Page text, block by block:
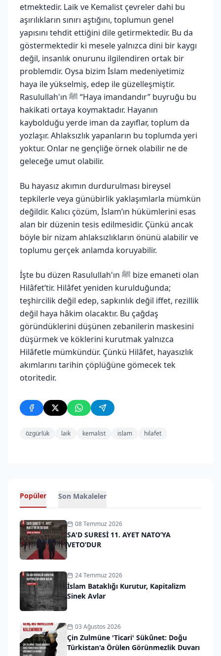
etmektedir. Laik ve Kemalist çevreler dahi bu
aşırılıkların sınırı aştığını, toplumun genel
yapısını tehdit ettiğini dile getirmektedir. Bu da
göstermektedir ki mesele yalnızca dini bir kaygı
değil, insanlık onurunu ilgilendiren ortak bir
problemdir. Oysa bizim İslam medeniyetimiz
haya ile yükselmiş, edep ile güzelleşmiştir.
Rasulullah'ın ﷺ “Haya imandandır” buyruğu bu
hakikati ortaya koymaktadır. Hayanın
kaybolduğu yerde iman da zayıflar, toplum da
yozlaşır. Ahlaksızlık yapanların bu toplumda yeri
yoktur. Onlar ne gençliğe örnek olabilir ne de
geleceğe umut olabilir.
Bu hayasız akımın durdurulması bireysel
tepkilerle veya günübirlik yaklaşımlarla mümkün
değildir. Kalıcı çözüm, İslam’ın hükümlerini esas
alan bir düzenin tesis edilmesidir. Çünkü ancak
böyle bir nizam ahlaksızlıkların önünü alabilir ve
toplumu gerçek anlamda koruyabilir.
İşte bu düzen Rasulullah'ın ﷺ bize emaneti olan
Hilâfet’tir. Hilâfet yeniden kurulduğunda;
teşhircilik değil edep, sapkınlık değil iffet, rezillik
değil haya hâkim olacaktır. Bu çağdaş
göründüklerini düşünen zebanilerin maskesini
düşürmek ve köklerini kurutmak yalnızca
Hilâfetle mümkündür. Çünkü Hilâfet, hayasızlık
akımlarını tarihin çöplüğüne gömecek tek
otoritedir.
özgürlük laik kemalist islam hilafet
Popüler Son Makaleler
08 Temmuz 2026
SA'D SURESİ 11. AYET NATO’YA
VETO’DUR
24 Temmuz 2026
İslam Bataklığı Kurutur, Kapitalizm
Sinek Avlar
03 Ağustos 2026
Çin Zulmüne 'Ticari' Sükûnet: Doğu
Türkistan'a Örülen Görünmezlik Duvarı